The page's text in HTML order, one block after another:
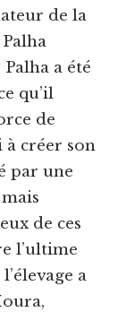
de la
a été
qu’il
de
à créer son
par une
de ces
l’ultime
a